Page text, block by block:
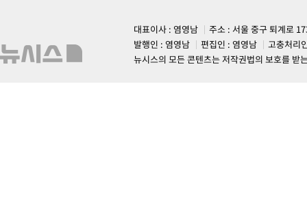
대표이사 : 염영남
주소 : 서울 중구 퇴계로
발행인 : 염영남
편집인 : 염영남
고충처리
뉴시스의 모든 콘텐츠는 저작권법의 보호를